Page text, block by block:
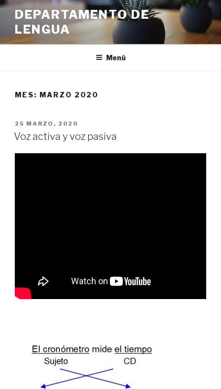
Ir
contenido
DEPARTAMENTO DE
LENGUA
Menú
MES: MARZO 2020
PUBLICADO
EN
25 MARZO, 2020
Voz activa y voz pasiva